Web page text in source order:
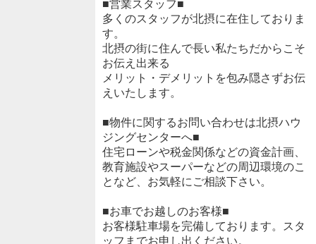
■営業スタッフ■
多くのスタッフが北摂に在住しておりま
す。
北摂の街に住んで長い私たちだからこそ
お伝え出来る
メリット・デメリットを包み隠さずお伝
えいたします。
■物件に関するお問い合わせは北摂ハウ
ジングセンターへ■
住宅ローンや税金関係などの資金計画、
教育施設やスーパーなどの周辺環境のこ
となど、お気軽にご相談下さい。
■お車でお越しのお客様■
お客様駐車場を完備しております。スタ
ッフまでお申し出ください。